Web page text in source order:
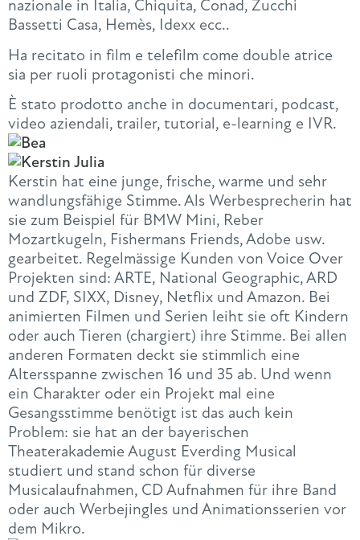
nazionale in Italia, Chiquita, Conad, Zucchi
Bassetti Casa, Hemès, Idexx ecc..
Ha recitato in film e telefilm come double atrice
sia per ruoli protagonisti che minori.
È stato prodotto anche in documentari, podcast,
video aziendali, trailer, tutorial, e-learning e IVR.
Kerstin hat eine junge, frische, warme und sehr
wandlungsfähige Stimme. Als Werbesprecherin hat
sie zum Beispiel für BMW Mini, Reber
Mozartkugeln, Fishermans Friends, Adobe usw.
gearbeitet. Regelmässige Kunden von Voice Over
Projekten sind: ARTE, National Geographic, ARD
und ZDF, SIXX, Disney, Netflix und Amazon. Bei
animierten Filmen und Serien leiht sie oft Kindern
oder auch Tieren (chargiert) ihre Stimme. Bei allen
anderen Formaten deckt sie stimmlich eine
Altersspanne zwischen 16 und 35 ab. Und wenn
ein Charakter oder ein Projekt mal eine
Gesangsstimme benötigt ist das auch kein
Problem: sie hat an der bayerischen
Theaterakademie August Everding Musical
studiert und stand schon für diverse
Musicalaufnahmen, CD Aufnahmen für ihre Band
oder auch Werbejingles und Animationsserien vor
dem Mikro.